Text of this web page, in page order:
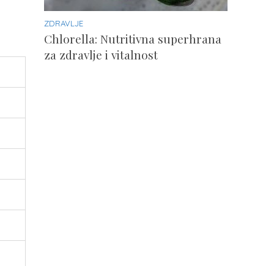
ZDRAVLJE
Chlorella: Nutritivna superhrana
za zdravlje i vitalnost